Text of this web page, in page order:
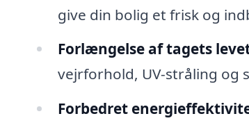
give din bolig et frisk og
Forlængelse af tagets
vejrforhold, UV-stråling og
Forbedret